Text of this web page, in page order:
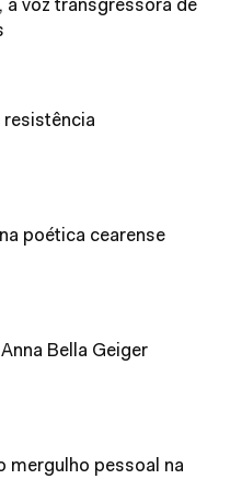
a voz transgressora de
resistência
poética cearense
Bella Geiger
mergulho pessoal na